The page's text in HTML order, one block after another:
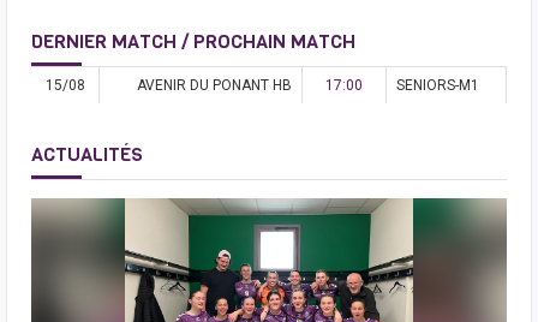
DERNIER MATCH / PROCHAIN MATCH
15/08 AVENIR DU PONANT HB 17:00 SENIORS-M1
ACTUALITÉS